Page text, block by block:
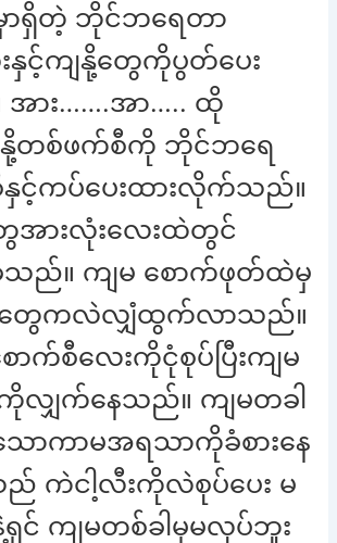
ရှိတဲ့ ဘိုင်ဘရေတာ
နှင့်ကျနို့တွေကိုပွတ်ပေး
ား…….အာ….. ထို
နို့တစ်ဖက်စီကို ဘိုင်ဘရေ
င့်ကပ်ပေးထားလိုက်သည်။
အားလုံးလေးထဲတွင်
သည်။ ကျမ စောက်ဖုတ်ထဲမှ
တွေကလဲလျှံထွက်လာသည်။
က်စီလေးကိုငုံစုပ်ပြီးကျမ
လျှက်နေသည်။ ကျမတခါ
သောကာမအရသာကိုခံစားနေ
ည် ကဲငါ့လီးကိုလဲစုပ်ပေး မ
င် ကျမတစ်ခါမှမလုပ်ဘူး